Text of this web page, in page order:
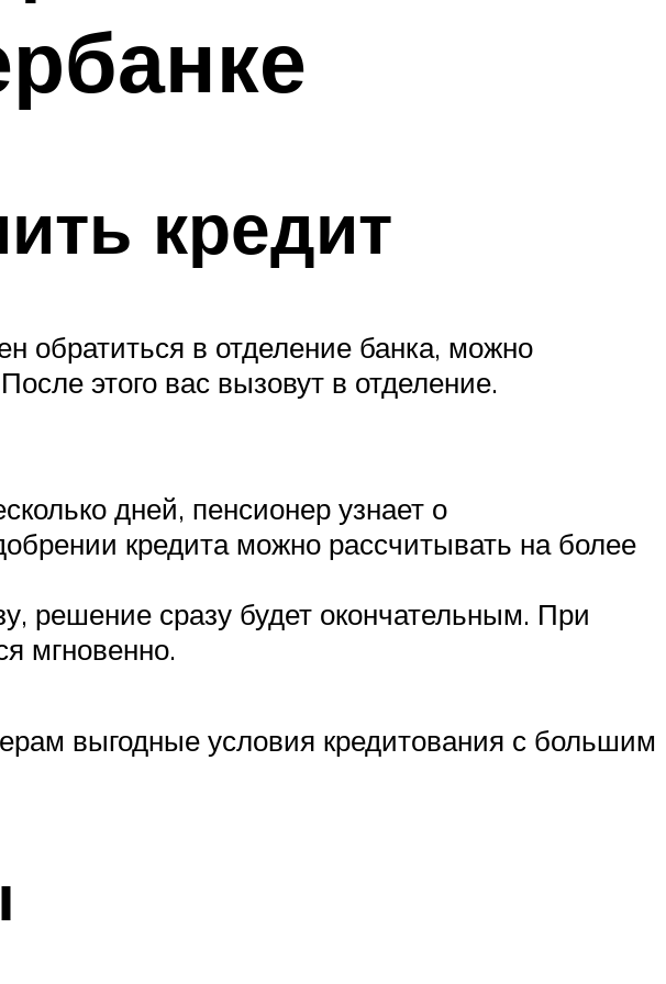
кредит
обратиться в отделение банка, можно
этого вас вызовут в отделение.
дней, пенсионер узнает о
кредита можно рассчитывать на более
решение сразу будет окончательным. При
мгновенно.
выгодные условия кредитования с большим